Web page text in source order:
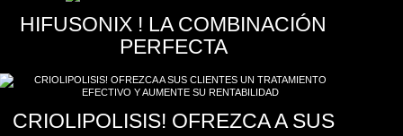
HIFUSONIX ! LA COMBINACIÓN
PERFECTA
CRIOLIPOLISIS! OFREZCA A SUS